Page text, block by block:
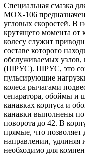
Специальная смазка
MOX-106
угловых скоростей. В
крутящего момента от
колесу служит
составе которого
обслуживаемых узлов,
(ШРУС). ШРУС, это
пульсирующие
колеса рычагами
сепаратора, обоймы и
канавках корпуса и
канавки выполнены по
поворота до 42. В
прямые, что позволяет
направлении, удлиняя
необходимо для